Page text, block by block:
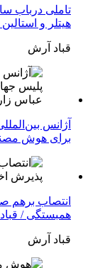
تاملی درباب
هیتلر و
قباد آرش
آژانس
برای هوش
انتصاب برهم
همبستگی /
قباد آرش